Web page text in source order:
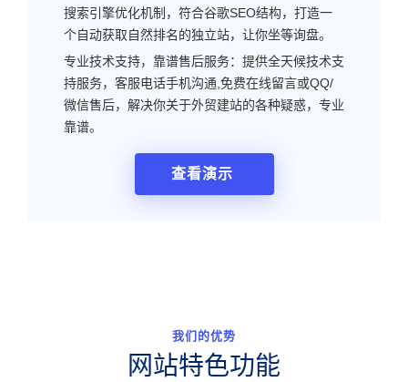
搜索引擎优化机制，符合谷歌SEO结构，打造一
个自动获取自然排名的独立站，让你坐等询盘。
专业技术支持，靠谱售后服务：提供全天候技术支
持服务，客服电话手机沟通,免费在线留言或QQ/
微信售后，解决你关于外贸建站的各种疑惑，专业
靠谱。
查看演示
我们的优势
网站特色功能